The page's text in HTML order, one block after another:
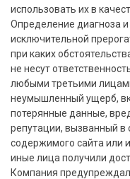
использовать их в
Определение диагноза
исключительной
при каких
не несут
любыми третьими
неумышленный ущерб,
потерянные данные,
репутации, вызванный в
содержимого сайта или
иные лица получили
Компания